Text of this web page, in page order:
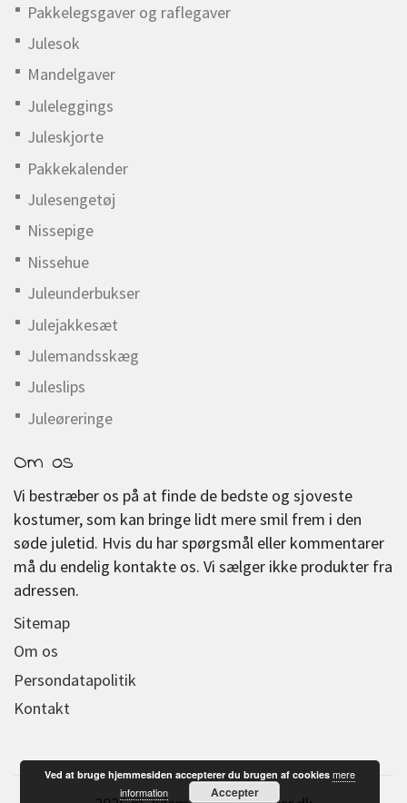
Pakkelegsgaver og raflegaver
Julesok
Mandelgaver
Juleleggings
Juleskjorte
Pakkekalender
Julesengetøj
Nissepige
Nissehue
Juleunderbukser
Julejakkesæt
Julemandsskæg
Juleslips
Juleøreringe
Om os
Vi bestræber os på at finde de bedste og sjoveste
kostumer, som kan bringe lidt mere smil frem i den
søde juletid. Hvis du har spørgsmål eller kommentarer
må du endelig kontakte os. Vi sælger ikke produkter fra
adressen.
Sitemap
Om os
Persondatapolitik
Kontakt
Ved at bruge hjemmesiden accepterer du brugen af cookiesmere
information
Accepter